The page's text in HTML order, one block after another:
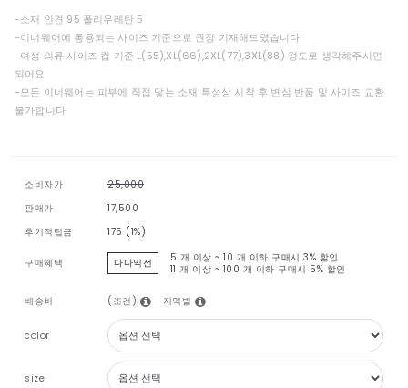
-소재 인견 95 폴리우레탄 5
-이너웨어에 통용되는 사이즈 기준으로 권장 기재해드렸습니다
-여성 의류 사이즈 컵 기준 L(55),XL(66),2XL(77),3XL(88) 정도로 생각해주시면
되어요
-모든 이너웨어는 피부에 직접 닿는 소재 특성상 시착 후 변심 반품 및 사이즈 교환
불가합니다
소비자가
25,000
판매가
17,500
후기적립금
175 (1%)
구매혜택 다다익선 5 개 이상 ~ 10 개 이하 구매시 3% 할인
11 개 이상 ~ 100 개 이하 구매시 5% 할인
배송비 (조건) 지역별
color
size